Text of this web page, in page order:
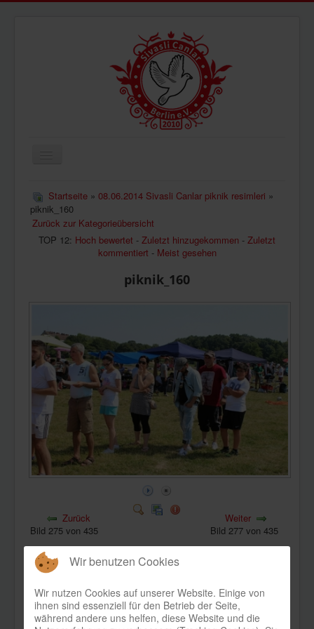
ÜBERUNS
AKTUELLES
BILDER
KONTAKT
Startseite » 08.06.2014 Sivasli Canlar piknik resimleri »
piknik_160
Zurück zur Kategorieübersicht
TOP 12: Hoch bewertet - Zuletzt hinzugekommen - Zuletzt
kommentiert - Meist gesehen
piknik_160
Zurück
Bild 275 von 435
Weiter
Bild 277 von 435
Bild-Informationen
Wir benutzen Cookies
Wir nutzen Cookies auf unserer Website. Einige von
ihnen sind essenziell für den Betrieb der Seite,
während andere uns helfen, diese Website und die